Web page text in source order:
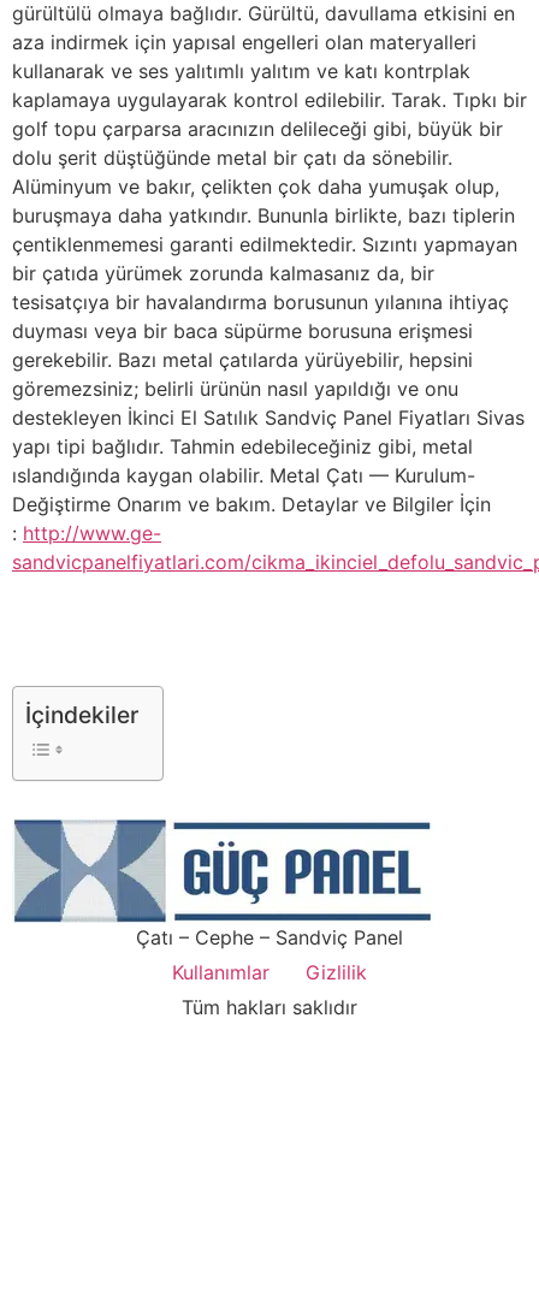
gürültülü olmaya bağlıdır. Gürültü, davullama etkisini en
aza indirmek için yapısal engelleri olan materyalleri
kullanarak ve ses yalıtımlı yalıtım ve katı kontrplak
kaplamaya uygulayarak kontrol edilebilir. Tarak. Tıpkı bir
golf topu çarparsa aracınızın delileceği gibi, büyük bir
dolu şerit düştüğünde metal bir çatı da sönebilir.
Alüminyum ve bakır, çelikten çok daha yumuşak olup,
buruşmaya daha yatkındır. Bununla birlikte, bazı tiplerin
çentiklenmemesi garanti edilmektedir. Sızıntı yapmayan
bir çatıda yürümek zorunda kalmasanız da, bir
tesisatçıya bir havalandırma borusunun yılanına ihtiyaç
duyması veya bir baca süpürme borusuna erişmesi
gerekebilir. Bazı metal çatılarda yürüyebilir, hepsini
göremezsiniz; belirli ürünün nasıl yapıldığı ve onu
destekleyen İkinci El Satılık Sandviç Panel Fiyatları Sivas
yapı tipi bağlıdır. Tahmin edebileceğiniz gibi, metal
ıslandığında kaygan olabilir. Metal Çatı — Kurulum-
Değiştirme Onarım ve bakım. Detaylar ve Bilgiler İçin
: http://www.ge-
sandvicpanelfiyatlari.com/
İçindekiler
Çatı – Cephe – Sandviç Panel
Kullanımlar
Gizlilik
Tüm hakları saklıdır